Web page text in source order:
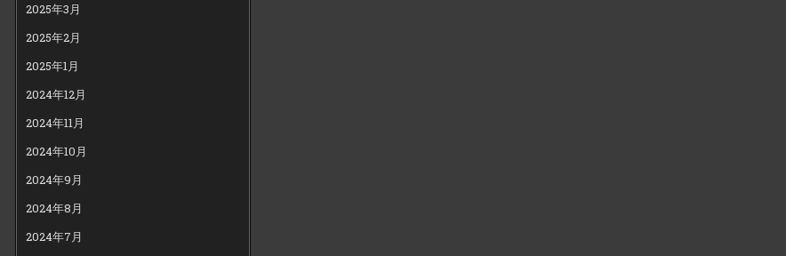
2025年3月
2025年2月
2025年1月
2024年12月
2024年11月
2024年10月
2024年9月
2024年8月
2024年7月